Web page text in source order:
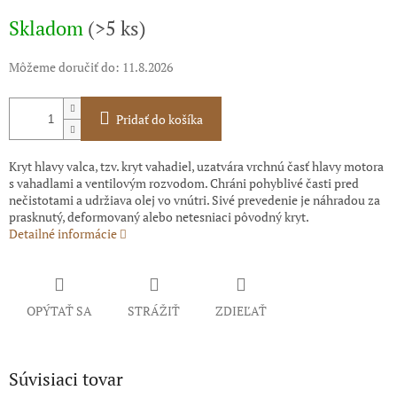
cena:
Skladom (>5 ks)
Môžeme doručiť do: 11.8.2026
Pridať do košíka
Kryt hlavy valca, tzv. kryt vahadiel, uzatvára vrchnú časť hlavy motora
s vahadlami a ventilovým rozvodom. Chráni pohyblivé časti pred
nečistotami a udržiava olej vo vnútri. Sivé prevedenie je náhradou za
prasknutý, deformovaný alebo netesniaci pôvodný kryt.
Detailné informácie
OPÝTAŤ SA STRÁŽIŤ ZDIEĽAŤ
Súvisiaci tovar